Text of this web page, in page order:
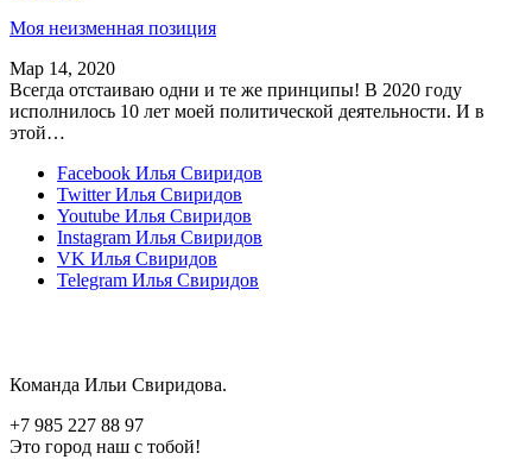
Моя неизменная позиция
Мар 14, 2020
Всегда отстаиваю одни и те же принципы! В 2020 году
исполнилось 10 лет моей политической деятельности. И в
этой…
Facebook Илья Свиридов
Twitter Илья Свиридов
Youtube Илья Свиридов
Instagram Илья Свиридов
VK Илья Свиридов
Telegram Илья Свиридов
Команда Ильи Свиридова.
+7 985 227 88 97
Это город наш с тобой!